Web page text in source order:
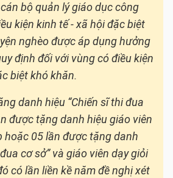
bộ quản lý giáo dục công
kiện kinh tế - xã hội đặc biệt
nghèo được áp dụng hưởng
định đối với vùng có điều kiện
biệt khó khăn.
danh hiệu “Chiến sĩ thi đua
được tặng danh hiệu giáo viên
hoặc 05 lần được tặng danh
cơ sở” và giáo viên dạy giỏi
có lần liền kề năm đề nghị xét